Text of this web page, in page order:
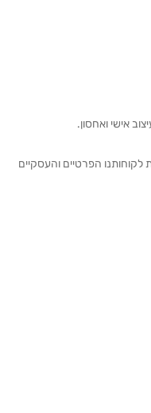
אישי ואחסון.
על 800 מטרים, וממנו אנו משרתים את לקוחותנו הפרטיים והעסקיים